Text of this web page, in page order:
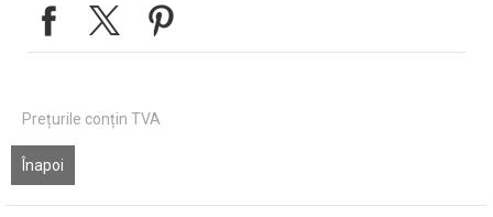
Prețurile conțin TVA
Înapoi